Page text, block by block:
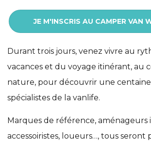
JE M'INSCRIS AU CAMPER VAN
Durant trois jours, venez vivre au
vacances et du voyage itinérant, au
nature, pour découvrir une centaine
spécialistes de la vanlife.
Marques de référence, aménageurs
accessoiristes, loueurs…, tous seront